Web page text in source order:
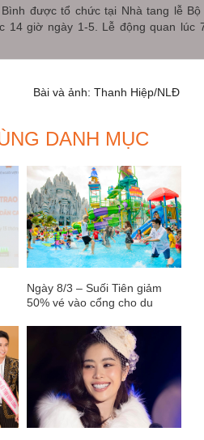
được tổ chức tại Nhà tang lễ
14 giờ ngày 1-5. Lễ động quan
Bài và ảnh: Thanh Hiệp/NLĐ
DANH MỤC
Ngày 8/3 – Suối Tiên giảm
50% vé vào cổng cho du